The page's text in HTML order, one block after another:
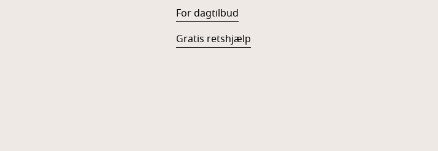
For dagtilbud
Gratis retshjælp